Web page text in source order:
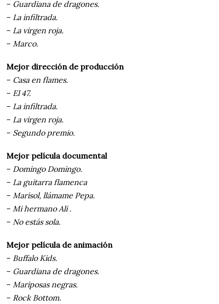
– Guardiana de dragones.
– La infiltrada.
– La virgen roja.
– Marco.
Mejor dirección de producción
– Casa en flames.
– El 47.
– La infiltrada.
– La virgen roja.
– Segundo premio.
Mejor película documental
– Domingo Domingo.
– La guitarra flamenca
– Marisol, llámame Pepa.
– Mi hermano Ali .
– No estás sola.
Mejor película de animación
– Buffalo Kids.
– Guardiana de dragones.
– Mariposas negras.
– Rock Bottom.